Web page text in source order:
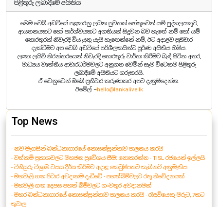
පිළිතුරු ලබාදීමේ අයිතිය
මෙම වෙබ් අඩවියේ පළකරනු ලබන පුවතක් හේතුවෙන් යම් පුද්ගලයකුට,
ආයතනයකට හෝ පාර්ශ්වයකට අගතියක් සිදුවන බව හැඟේ නම් හෝ යම්
තොරතුරක් නිවැරදි විය යුතු යැයි හැඟෙන්නේ නම්, ඊට අදාළව ප්‍රතිචාර
දැක්වීමට අප වෙබ් අඩවියේ පරිශීලකයින්ට පූර්ණ අයිතිය හිමිය.
ලංකා ලයිව් නිරන්තරයෙන් නිවැරදි තොරතුරු වාර්තා කිරීමට බැඳී සිටින අතර,
මාධ්‍යය වෘත්තීය ආචාරධර්මවලට අනුගත වෙමින් සෑම විටෙකම පිළිතුරු
ලබාදීමේ අයිතියට ගරුකරයි.
ඒ වෙනුවෙන් ඔබේ ප්‍රතිචාර කරුණාකර අපට දැනුම්දෙන්න.
ඊමේල් –hello@lankalive.lk
Top News
- නව මැගසින් බන්ධනාගාරයේ නොසන්සුන්තාව පාලනය කරයි
- වත්කම් ප්‍රකාශවලට මහජන ප්‍රවේශය සීමා නොකරන්න - TISL රජයෙන් ඉල්ලයි
- විනිසුරු විශ්‍රාම වයස දීර්ඝ කිරීමට අදාළ කෙටුම්පතට කැබිනට් අනුමැතිය
- මහවැලි ගඟ පිටාර අවදානම දැඩිවේ - පහත්බිම්වලට රතු නිවේදනයක්
- මහවැලි ගඟ දෙපස පහත් බිම්වලට ගංවතුර අවදානමක්
- මහර බන්ධනාගාරයේ නොසන්සුන්තාව පාලනය කරයි - රැඳවියෙකු මරුට, 7කට
තුවාල